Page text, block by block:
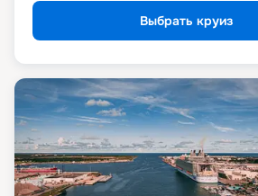
Выбрать круиз